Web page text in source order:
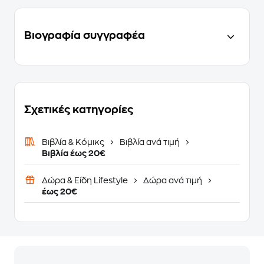
Βιογραφία συγγραφέα
Σχετικές κατηγορίες
Βιβλία & Κόμικς
Βιβλία ανά τιμή
Βιβλία έως 20€
Δώρα & Είδη Lifestyle
Δώρα ανά τιμή
έως 20€